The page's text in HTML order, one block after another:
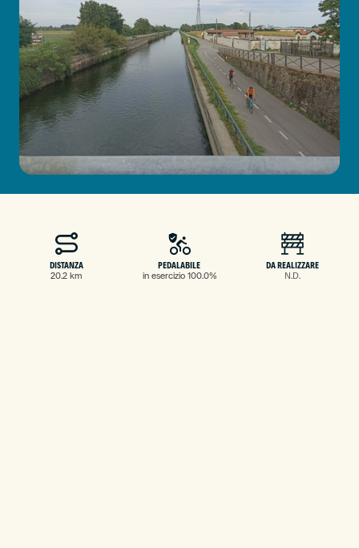
DISTANZA
20.2 km
PEDALABILE
in esercizio 100.0%
DA REALIZZARE
N.D.